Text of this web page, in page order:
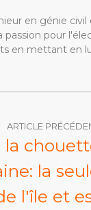
en génie
pour
en mettant en
ARTICLE
la
la
l'île et